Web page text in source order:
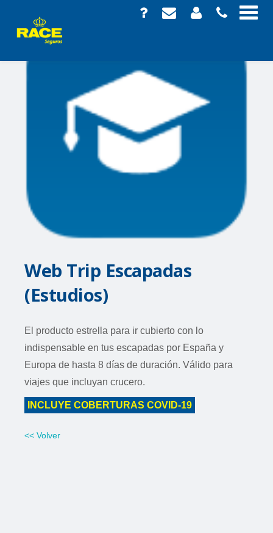
Web Trip Escapadas
(Estudios)
El producto estrella para ir cubierto con lo
indispensable en tus escapadas por España y
Europa de hasta 8 días de duración. Válido para
viajes que incluyan crucero.
INCLUYE COBERTURAS COVID-19
<< Volver